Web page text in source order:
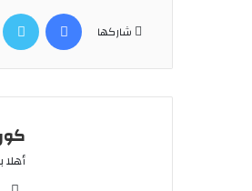
شاركها
فيسبوك